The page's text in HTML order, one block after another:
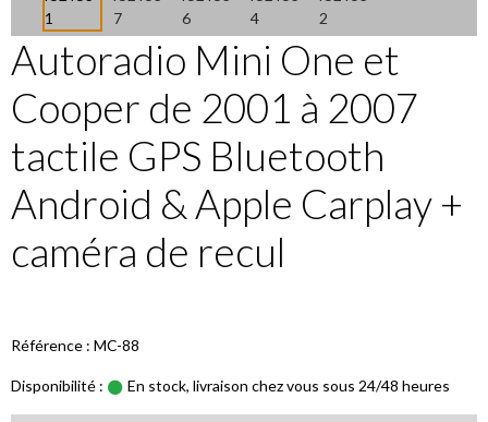
Autoradio Mini One et
Cooper de 2001 à 2007
tactile GPS Bluetooth
Android & Apple Carplay +
caméra de recul
Référence : MC-88
Disponibilité : En stock, livraison chez vous sous 24/48 heures